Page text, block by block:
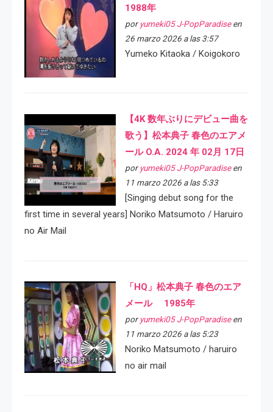
1988年
por yumeki05 J-PopParadiseen
26 marzo 2026 a las 3:57
Yumeko Kitaoka / Koigokoro
【4K 数年ぶりにデビュー曲を
歌う】松本典子 春色のエアメ
ール O.A. 2024 年 02月 17日
por yumeki05 J-PopParadiseen
11 marzo 2026 a las 5:33
[Singing debut song for the
first time in several years] Noriko Matsumoto / Haruiro
no Air Mail
「HQ」松本典子 春色のエア
メール 1985年
por yumeki05 J-PopParadiseen
11 marzo 2026 a las 5:23
Noriko Matsumoto / haruiro
no air mail